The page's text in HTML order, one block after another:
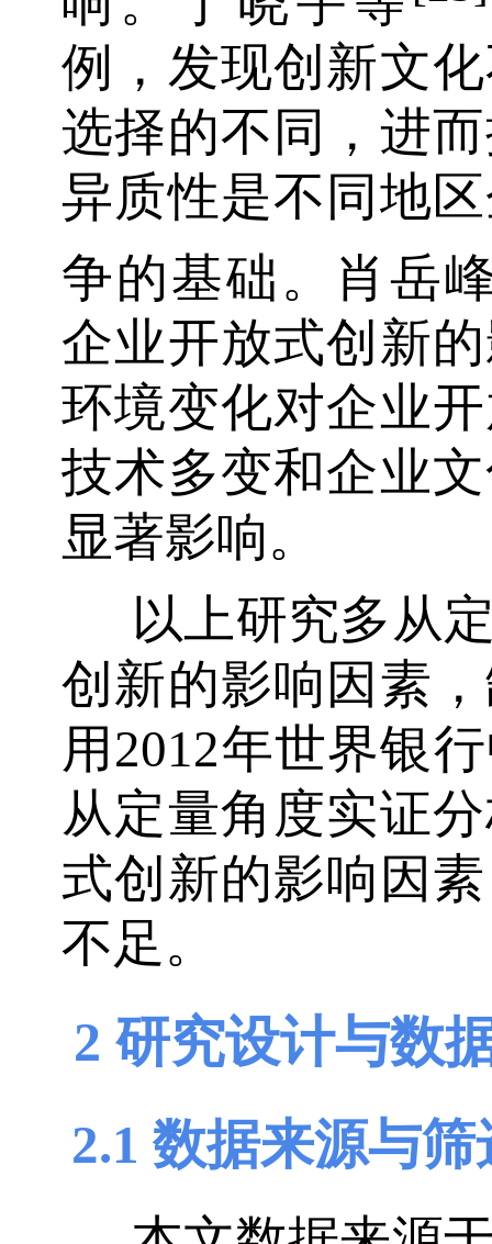
例，发现创新文
选择的不同，进
异质性是不同地
争的基础。肖岳
企业开放式创新
环境变化对企业
技术多变和企业
显著影响。
以上研究多从
创新的影响因素
用2012年世界银
从定量角度实证
式创新的影响因
不足。
2 研究设计与数
2.1 数据来源与筛